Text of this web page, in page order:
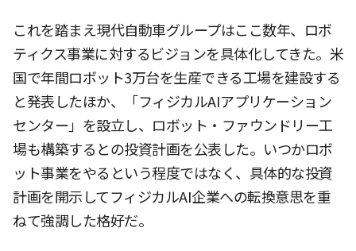
これを踏まえ現代自動車グループはここ数年、ロボ
ティクス事業に対するビジョンを具体化してきた。米
国で年間ロボット3万台を生産できる工場を建設する
と発表したほか、「フィジカルAIアプリケーション
センター」を設立し、ロボット・ファウンドリー工
場も構築するとの投資計画を公表した。いつかロボ
ット事業をやるという程度ではなく、具体的な投資
計画を開示してフィジカルAI企業への転換意思を重
ねて強調した格好だ。